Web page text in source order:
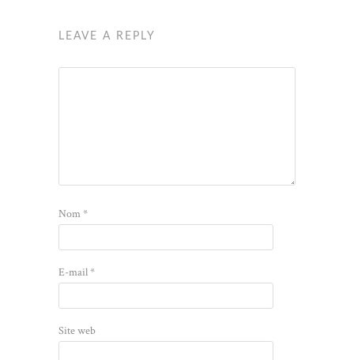
LEAVE A REPLY
Nom*
E-mail*
Site web